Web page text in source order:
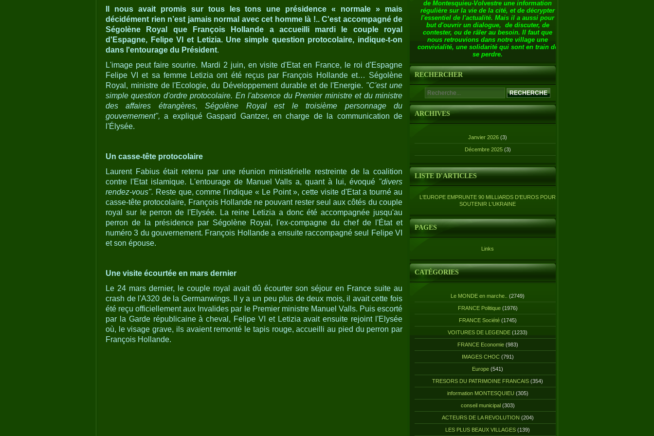
Il nous avait promis sur tous les tons une présidence « normale » mais
décidément rien n’est jamais normal avec cet homme là !.. C'est accompagné de
Ségolène Royal que François Hollande a accueilli mardi le couple royal
d'Espagne, Felipe VI et Letizia. Une simple question protocolaire, indique-t-on
dans l'entourage du Président.
L'image peut faire sourire. Mardi 2 juin, en visite d'Etat en France, le roi d'Espagne
Felipe VI et sa femme Letizia ont été reçus par François Hollande et… Ségolène
Royal, ministre de l'Ecologie, du Développement durable et de l'Energie. "C'est une
simple question d'ordre protocolaire. En l'absence du Premier ministre et du ministre
des affaires étrangères, Ségolène Royal est le troisième personnage du
gouvernement",a expliqué Gaspard Gantzer, en charge de la communication de
l'Élysée.
Un casse-tête protocolaire
Laurent Fabius était retenu par une réunion ministérielle restreinte de la coalition
contre l'Etat islamique. L'entourage de Manuel Valls a, quant à lui, évoqué "divers
rendez-vous". Reste que, comme l'indique « Le Point », cette visite d'Etat a tourné au
casse-tête protocolaire, François Hollande ne pouvant rester seul aux côtés du couple
royal sur le perron de l'Elysée. La reine Letizia a donc été accompagnée jusqu'au
perron de la présidence par Ségolène Royal, l'ex-compagne du chef de l'État et
numéro 3 du gouvernement. François Hollande a ensuite raccompagné seul Felipe VI
et son épouse.
Une visite écourtée en mars dernier
Le 24 mars dernier, le couple royal avait dû écourter son séjour en France suite au
crash de l'A320 de la Germanwings. Il y a un peu plus de deux mois, il avait cette fois
été reçu officiellement aux Invalides par le Premier ministre Manuel Valls. Puis escorté
par la Garde républicaine à cheval, Felipe VI et Letizia avait ensuite rejoint l'Elysée
où, le visage grave, ils avaient remonté le tapis rouge, accueilli au pied du perron par
François Hollande.
de Montesquieu-Volvestre une information
régulière sur la vie de la cité, et de décrypter
l'essentiel de l'actualité. Mais il a aussi pour
but d'ouvrir un dialogue, de discuter, de
contester, ou de râler au besoin. Il faut que
nous retrouvions dans notre village une
convivialité, une solidarité qui sont en train de
se perdre.
RECHERCHER
ARCHIVES
Janvier 2026 (3)
Décembre 2025 (3)
LISTE D'ARTICLES
L'EUROPE EMPRUNTE 90 MILLIARDS D'EUROS POUR
SOUTENIR L'UKRAINE
PAGES
Links
CATÉGORIES
Le MONDE en marche.. (2749)
FRANCE Politique(1976)
FRANCE Société(1745)
VOITURES DE LEGENDE (1233)
FRANCE Economie(983)
IMAGES CHOC(791)
Europe (541)
TRESORS DU PATRIMOINE FRANCAIS (354)
information MONTESQUIEU (305)
conseil municipal(303)
ACTEURS DE LA REVOLUTION (204)
LES PLUS BEAUX VILLAGES (139)